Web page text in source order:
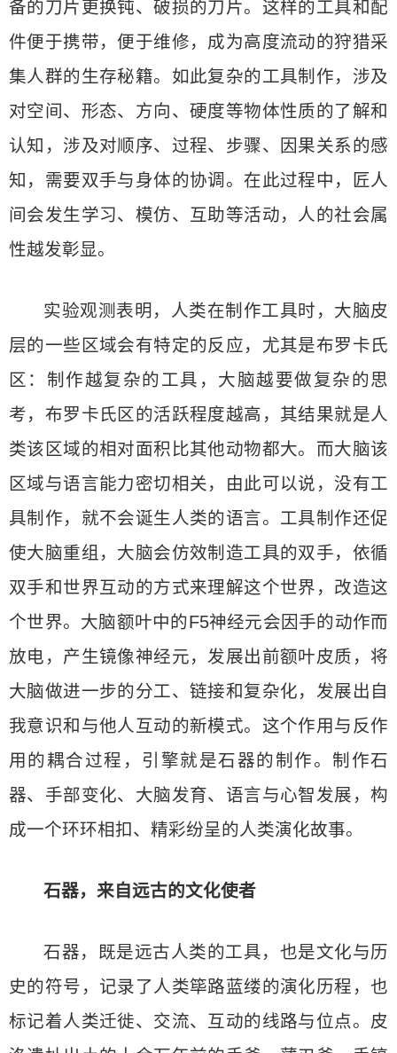
备的刀片更换钝、破损的刀片。这样的工具和配
件便于携带，便于维修，成为高度流动的狩猎采
集人群的生存秘籍。如此复杂的工具制作，涉及
对空间、形态、方向、硬度等物体性质的了解和
认知，涉及对顺序、过程、步骤、因果关系的感
知，需要双手与身体的协调。在此过程中，匠人
间会发生学习、模仿、互助等活动，人的社会属
性越发彰显。
实验观测表明，人类在制作工具时，大脑皮
层的一些区域会有特定的反应，尤其是布罗卡氏
区：制作越复杂的工具，大脑越要做复杂的思
考，布罗卡氏区的活跃程度越高，其结果就是人
类该区域的相对面积比其他动物都大。而大脑该
区域与语言能力密切相关，由此可以说，没有工
具制作，就不会诞生人类的语言。工具制作还促
使大脑重组，大脑会仿效制造工具的双手，依循
双手和世界互动的方式来理解这个世界，改造这
个世界。大脑额叶中的F5神经元会因手的动作而
放电，产生镜像神经元，发展出前额叶皮质，将
大脑做进一步的分工、链接和复杂化，发展出自
我意识和与他人互动的新模式。这个作用与反作
用的耦合过程，引擎就是石器的制作。制作石
器、手部变化、大脑发育、语言与心智发展，构
成一个环环相扣、精彩纷呈的人类演化故事。
石器，来自远古的文化使者
石器，既是远古人类的工具，也是文化与历
史的符号，记录了人类筚路蓝缕的演化历程，也
标记着人类迁徙、交流、互动的线路与位点。皮